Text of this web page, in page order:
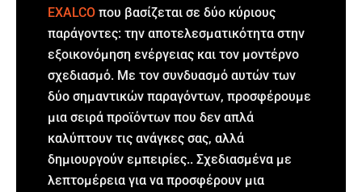
EXALCOπου βασίζεται σε δύο κύριους
παράγοντες: την αποτελεσματικότητα στην
εξοικονόμηση ενέργειας και τον μοντέρνο
σχεδιασμό. Με τον συνδυασμό αυτών των
δύο σημαντικών παραγόντων, προσφέρουμε
μια σειρά προϊόντων που δεν απλά
καλύπτουν τις ανάγκες σας, αλλά
δημιουργούν εμπειρίες.. Σχεδιασμένα με
λεπτομέρεια για να προσφέρουν μια